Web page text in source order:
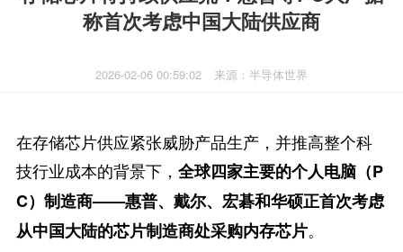
称首次考虑中国大陆供应商
2026-02-06 00:59:02 来源：半导体世界
在存储芯片供应紧张威胁产品生产，并推高整个科
技行业成本的背景下， 全球四家主要的个人电脑（P
C）制造商——惠普、戴尔、宏碁和华硕正首次考虑
从中国大陆的芯片制造商处采购内存芯片。